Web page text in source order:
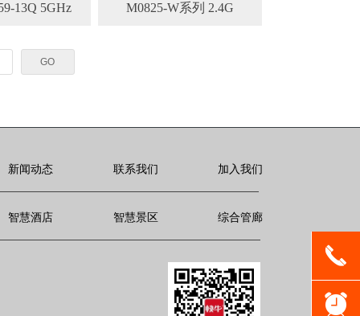
13Q 5GHz M0825-W系列 2.4G
GO
智慧酒店 智慧景区 综合管廊
新闻动态 联系我们 加入我们
끅
뀥